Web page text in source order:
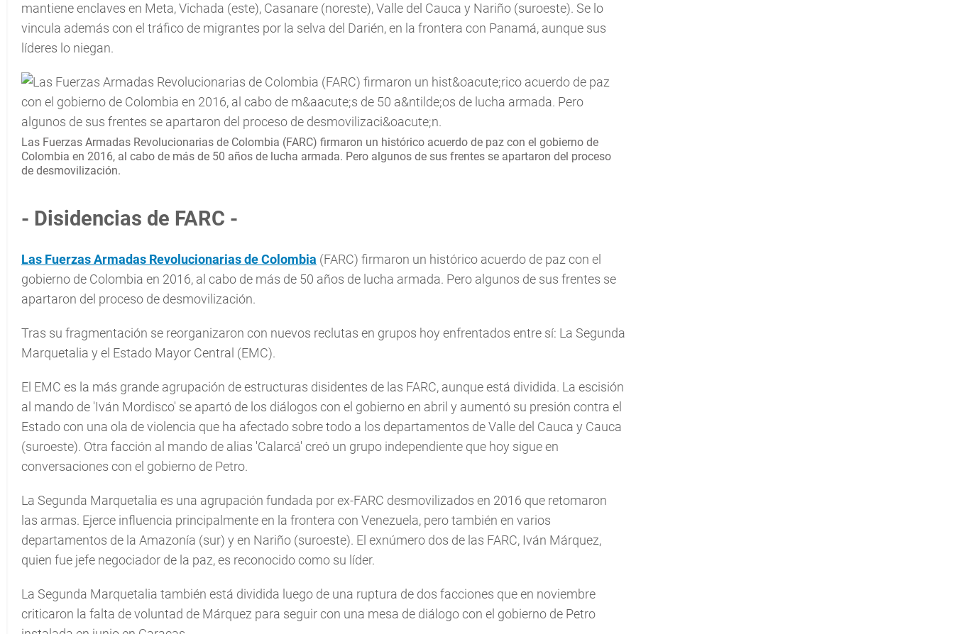
mantiene enclaves en Meta, Vichada (este), Casanare (noreste), Valle del Cauca y Nariño (suroeste). Se lo
vincula además con el tráfico de migrantes por la selva del Darién, en la frontera con Panamá, aunque sus
líderes lo niegan.
Las Fuerzas Armadas Revolucionarias de Colombia (FARC) firmaron un histórico acuerdo de paz con el gobierno de
Colombia en 2016, al cabo de más de 50 años de lucha armada. Pero algunos de sus frentes se apartaron del proceso
de desmovilización.
- Disidencias de FARC -
Las Fuerzas Armadas Revolucionarias de Colombia (FARC) firmaron un histórico acuerdo de paz con el
gobierno de Colombia en 2016, al cabo de más de 50 años de lucha armada. Pero algunos de sus frentes se
apartaron del proceso de desmovilización.
Tras su fragmentación se reorganizaron con nuevos reclutas en grupos hoy enfrentados entre sí: La Segunda
Marquetalia y el Estado Mayor Central (EMC).
El EMC es la más grande agrupación de estructuras disidentes de las FARC, aunque está dividida. La escisión
al mando de 'Iván Mordisco' se apartó de los diálogos con el gobierno en abril y aumentó su presión contra el
Estado con una ola de violencia que ha afectado sobre todo a los departamentos de Valle del Cauca y Cauca
(suroeste). Otra facción al mando de alias 'Calarcá' creó un grupo independiente que hoy sigue en
conversaciones con el gobierno de Petro.
La Segunda Marquetalia es una agrupación fundada por ex-FARC desmovilizados en 2016 que retomaron
las armas. Ejerce influencia principalmente en la frontera con Venezuela, pero también en varios
departamentos de la Amazonía (sur) y en Nariño (suroeste). El exnúmero dos de las FARC, Iván Márquez,
quien fue jefe negociador de la paz, es reconocido como su líder.
La Segunda Marquetalia también está dividida luego de una ruptura de dos facciones que en noviembre
criticaron la falta de voluntad de Márquez para seguir con una mesa de diálogo con el gobierno de Petro